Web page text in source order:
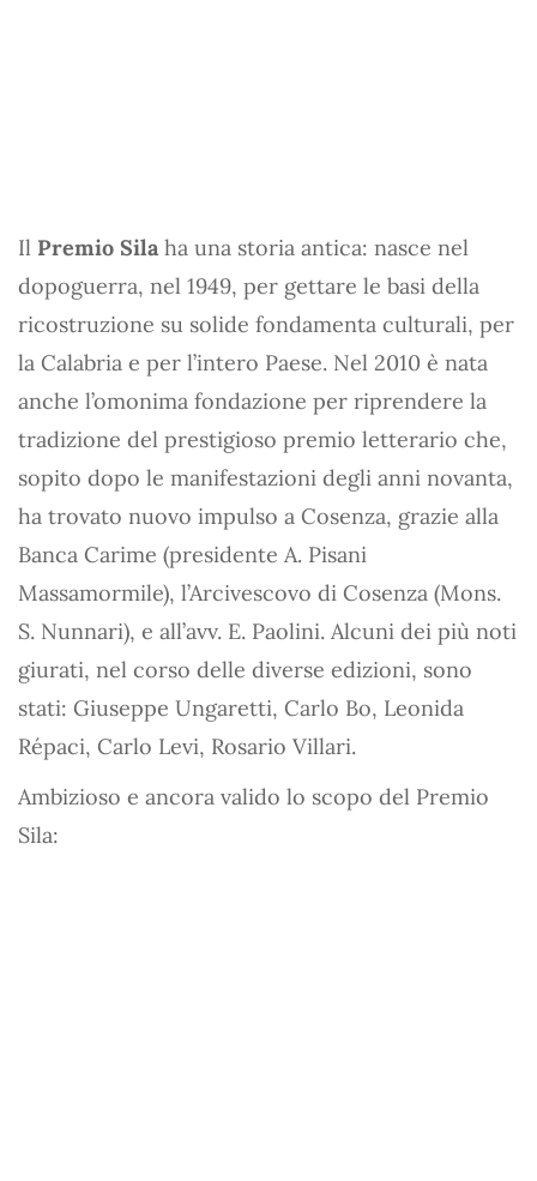
Il Premio Sila ha una storia antica: nasce nel
dopoguerra, nel 1949, per gettare le basi della
ricostruzione su solide fondamenta culturali, per
la Calabria e per l’intero Paese. Nel 2010 è nata
anche l’omonima fondazione per riprendere la
tradizione del prestigioso premio letterario che,
sopito dopo le manifestazioni degli anni novanta,
ha trovato nuovo impulso a Cosenza, grazie alla
Banca Carime (presidente A. Pisani
Massamormile), l’Arcivescovo di Cosenza (Mons.
S. Nunnari), e all’avv. E. Paolini. Alcuni dei più noti
giurati, nel corso delle diverse edizioni, sono
stati: Giuseppe Ungaretti, Carlo Bo, Leonida
Répaci, Carlo Levi, Rosario Villari.
Ambizioso e ancora valido lo scopo del Premio
Sila: